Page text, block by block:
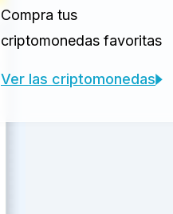
Compra tus
criptomonedas favoritas
Ver las criptomonedas